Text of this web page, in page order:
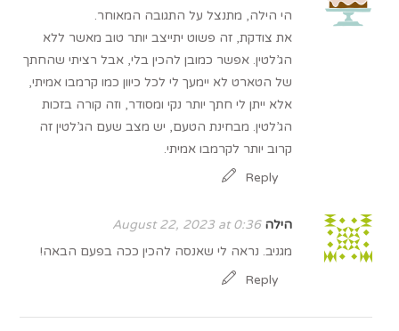
הי הילה, מתנצל על התגובה המאוחר.
את צודקת, זה פשוט יתייצב יותר טוב מאשר ללא
הג’לטין. אפשר כמובן להכין בלי, אבל רציתי שהחתך
של הטארט לא יימעך לי לכל כיוון כמו קרמבו אמיתי,
אלא ייתן לי חתך יותר נקי ומסודר, וזה קורה בזכות
הג’לטין. מבחינת הטעם, יש מצב שעם הג’לטין זה
קרוב יותר לקרמבו אמיתי.
Reply
הילה August 22, 2023 at 0:36
מגניב. נראה לי שאנסה להכין ככה בפעם הבאה!
Reply